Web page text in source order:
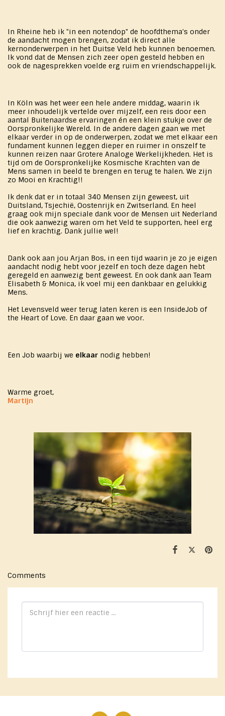
In Rheine heb ik "in een notendop" de hoofdthema's onder
de aandacht mogen brengen, zodat ik direct alle
kernonderwerpen in het Duitse Veld heb kunnen benoemen.
Ik vond dat de Mensen zich zeer open gesteld hebben en
ook de nagesprekken voelde erg ruim en vriendschappelijk.
In Köln was het weer een hele andere middag, waarin ik
meer inhoudelijk vertelde over mijzelf, een reis door een
aantal Buitenaardse ervaringen én een klein stukje over de
Oorspronkelijke Wereld. In de andere dagen gaan we met
elkaar verder in op de onderwerpen, zodat we met elkaar een
fundament kunnen leggen dieper en ruimer in onszelf te
kunnen reizen naar Grotere Analoge Werkelijkheden. Het is
tijd om de Oorspronkelijke Kosmische Krachten van de
Mens samen in beeld te brengen en terug te halen. We zijn
zo Mooi en Krachtig!!
Ik denk dat er in totaal 340 Mensen zijn geweest, uit
Duitsland, Tsjechië, Oostenrijk en Zwitserland. En heel
graag ook mijn speciale dank voor de Mensen uit Nederland
die ook aanwezig waren om het Veld te supporten, heel erg
lief en krachtig. Dank jullie wel!
Dank ook aan jou Arjan Bos, in een tijd waarin je zo je eigen
aandacht nodig hebt voor jezelf en toch deze dagen hebt
geregeld en aanwezig bent geweest. En ook dank aan Team
Elisabeth & Monica, ik voel mij een dankbaar en gelukkig
Mens.
Het Levensveld weer terug laten keren is een InsideJob of
the Heart of Love. En daar gaan we voor.
Een Job waarbij we elkaar nodig hebben!
Warme groet,
Martijn
Comments